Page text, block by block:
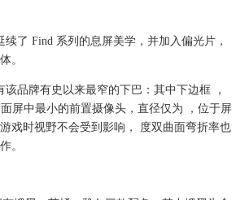
续了 Find 系列的息屏美学，并加入偏光片，
。
该品牌有史以来最窄的下巴：其中下边框 ，
屏中最小的前置摄像头，直径仅为 ，位于屏
戏时视野不会受到影响， 度双曲面弯折率也
。